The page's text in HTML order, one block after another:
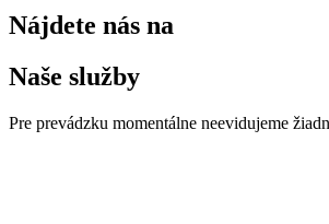
Nájdete nás na
Naše služby
Pre prevádzku momentálne neevidujeme